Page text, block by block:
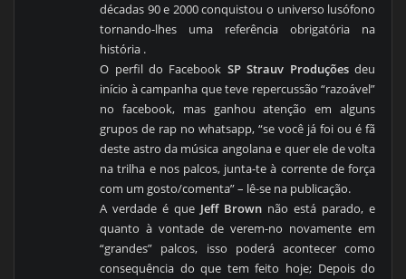
décadas 90 e 2000 conquistou o universo lusófono
tornando-lhes uma referência obrigatória na
história .
O perfil do Facebook SP Strauv Produçõesdeu
início à campanha que teve repercussão “razoável”
no facebook, mas ganhou atenção em alguns
grupos de rap no whatsapp, “se você já foi ou é fã
deste astro da música angolana e quer ele de volta
na trilha e nos palcos, junta-te à corrente de força
com um gosto/comenta” – lê-se na publicação.
A verdade é que Jeff Brown não está parado, e
quanto à vontade de verem-no novamente em
“grandes” palcos, isso poderá acontecer como
consequência do que tem feito hoje; Depois do